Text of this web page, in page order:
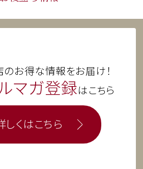
浅草 舟和
のお得な情報をお届け！
マガ登録はこちら
しくはこちら